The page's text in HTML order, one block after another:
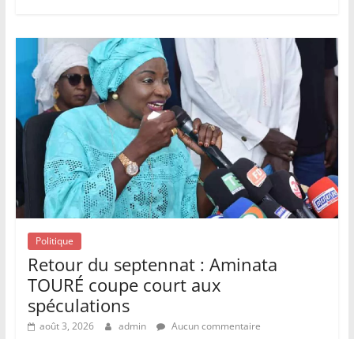
Politique
Retour du septennat : Aminata
TOURÉ coupe court aux
spéculations
août 3, 2026 admin Aucun commentaire